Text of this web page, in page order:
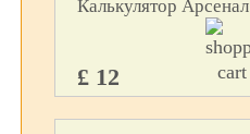
Калькулятор Арсенал
£ 12